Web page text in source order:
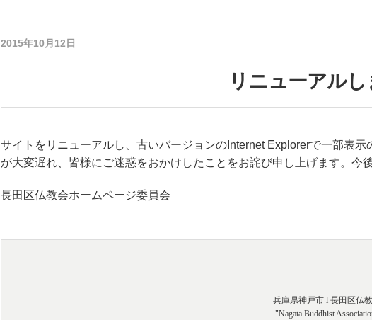
2015年10月12日
リニューアルし
サイトをリニューアルし、古いバージョンのInternet Explorerで一部表
が大変遅れ、皆様にご迷惑をおかけしたことをお詫び申し上げます。今
長田区仏教会ホームページ委員会
兵庫県神戸市 l 長田区仏
"Nagata Buddhist